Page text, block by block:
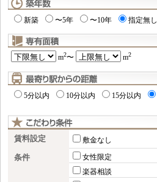
新築 〜5年 〜10年 指定無し
m2〜 m2
5分以内 10分以内 15分以内
賃料設定 敷金なし
条件 女性限定
楽器相談